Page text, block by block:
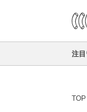
注目
TOP